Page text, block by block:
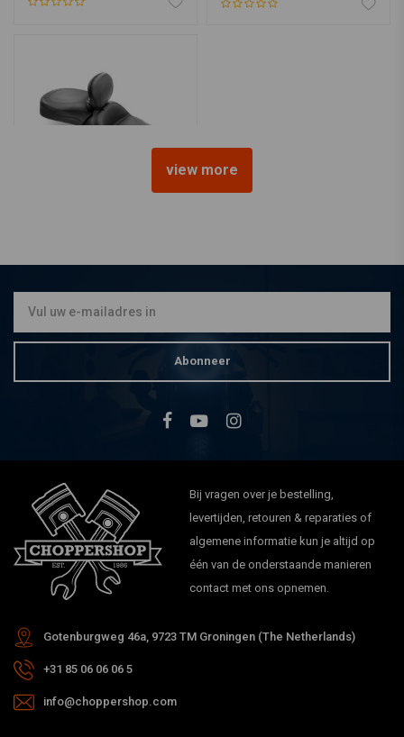
Vintage Seat Kawasaki
view more
Abonneer
Bij vragen over je bestelling,
levertijden, retouren & reparaties of
algemene informatie kun je altijd op
één van de onderstaande manieren
contact met ons opnemen.
Gotenburgweg 46a, 9723 TM Groningen (The Netherlands)
+31 85 06 06 06 5
info@choppershop.com